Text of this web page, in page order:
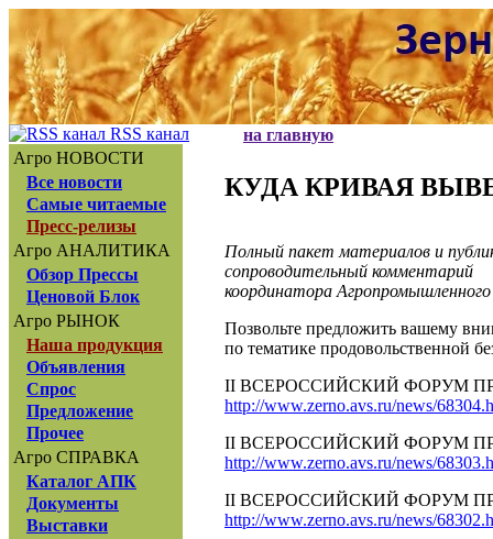
RSS канал
Агро НОВОСТИ
Все новости
Самые читаемые
Пресс-релизы
Агро АНАЛИТИКА
Обзор Прессы
Ценовой Блок
Агро РЫНОК
Наша продукция
Объявления
Спрос
Предложение
Прочее
Агро СПРАВКА
Каталог АПК
Документы
Выставки
на главную
КУДА КРИВАЯ
Полный пакет материалов и
сопроводительный комментарий
координатора Агропромышленного
Позвольте предложить вашему
по тематике продовольственной
II ВСЕРОССИЙСКИЙ ФОРУМ
http://www.zerno.avs.ru/news/
II ВСЕРОССИЙСКИЙ ФОРУМ
http://www.zerno.avs.ru/news/
II ВСЕРОССИЙСКИЙ ФОРУМ
http://www.zerno.avs.ru/news/